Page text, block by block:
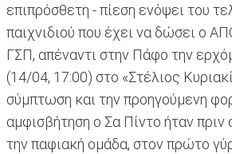
επιπρόσθετη - πίεση ενόψει του
παιχνιδιού που έχει να δώσει ο
ΓΣΠ, απέναντι στην Πάφο την
(14/04, 17:00) στο «Στέλιος
σύμπτωση και την προηγούμενη
αμφισβήτηση ο Σα Πίντο ήταν πριν
την παφιακή ομάδα, στον πρώτο